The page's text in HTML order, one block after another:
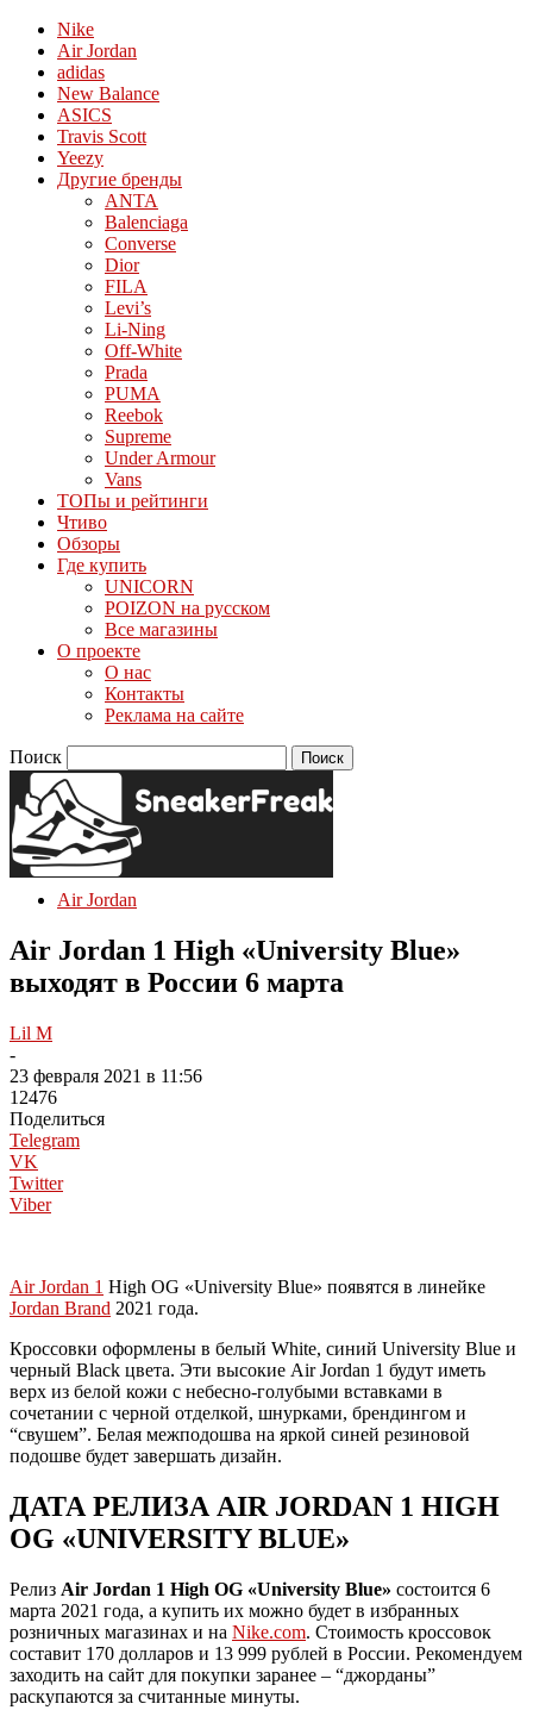
Nike
Air Jordan
adidas
New Balance
ASICS
Travis Scott
Yeezy
Другие бренды
ANTA
Balenciaga
Converse
Dior
FILA
Levi’s
Li-Ning
Off-White
Prada
PUMA
Reebok
Supreme
Under Armour
Vans
ТОПы и рейтинги
Чтиво
Обзоры
Где купить
UNICORN
POIZON на русском
Все магазины
О проекте
О нас
Контакты
Реклама на сайте
Поиск
Air Jordan
Air Jordan 1 High «University Blue»
выходят в России 6 марта
Lil M
-
23 февраля 2021 в 11:56
12476
Поделиться
Telegram
VK
Twitter
Viber
Air Jordan 1 High OG «University Blue» появятся в линейке
Jordan Brand 2021 года.
Кроссовки оформлены в белый White, синий University Blue и
черный Black цвета. Эти высокие Air Jordan 1 будут иметь
верх из белой кожи с небесно-голубыми вставками в
сочетании с черной отделкой, шнурками, брендингом и
“свушем”. Белая межподошва на яркой синей резиновой
подошве будет завершать дизайн.
ДАТА РЕЛИЗА AIR JORDAN 1 HIGH
OG «UNIVERSITY BLUE»
Релиз Air Jordan 1 High OG «University Blue» состоится 6
марта 2021 года, а купить их можно будет в избранных
розничных магазинах и на Nike.com. Стоимость кроссовок
составит 170 долларов и 13 999 рублей в России. Рекомендуем
заходить на сайт для покупки заранее – “джорданы”
раскупаются за считанные минуты.